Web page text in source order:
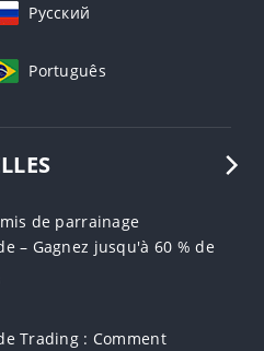
Русский
Português
de parrainage
– Gagnez jusqu'à 60 % de
sur les parrainages
Trading : Comment